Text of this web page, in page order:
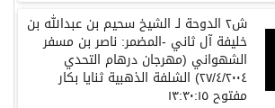
ش٢ الدوحة لـ الشيخ سحيم بن عبدالله بن
خليفة آل ثاني -المضمر: ناصر بن مسفر
الشهواني (مهرجان درهام التحدي
٢٧/٤/٢٠٠٤) الشلفة الذهبية ثنايا بكار
مفتوح ١٣:٣٠:١٥